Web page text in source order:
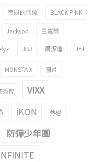
壹周的偶像 BLACK PINK
Jackson 王嘉爾
JBJ 周潔瓊 JYJ
MONSTA X 圖片
秀智 VIXX
iKON 熱戀
防彈少年團